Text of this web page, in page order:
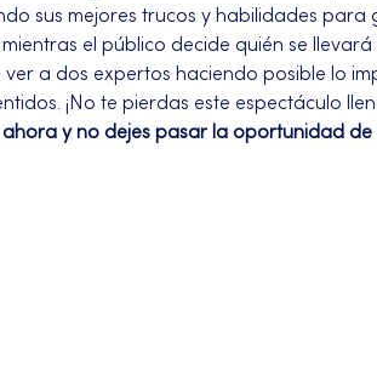
sus mejores trucos y habilidades
el público decide quién se
ver a dos expertos haciendo posible lo
¡No te pierdas este espectáculo
ahora y no dejes pasar la oportunidad